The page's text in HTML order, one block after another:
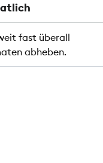
fast überall
abheben.